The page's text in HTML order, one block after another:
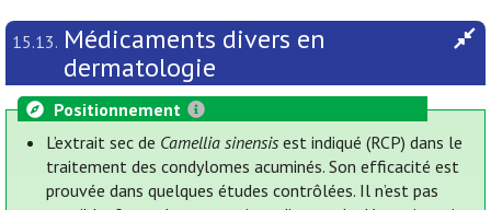
15.13. Médicaments divers en
dermatologie
Positionnement
L’extrait sec de Camellia sinensis est indiqué (RCP) dans le
traitement des condylomes acuminés. Son efficacité est
prouvée dans quelques études contrôlées. Il n’est pas